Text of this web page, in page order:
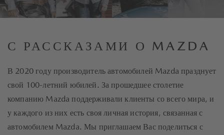
С РАССКАЗАМИ О MAZDA
В 2020 году производитель автомобилей Mazda празднует
свой 100-летний юбилей. За прошедшее столетие
компанию Mazda поддерживали клиенты со всего мира, и
у каждого из них есть своя личная история, связанная с
автомобилем Mazda. Мы приглашаем Вас поделиться с